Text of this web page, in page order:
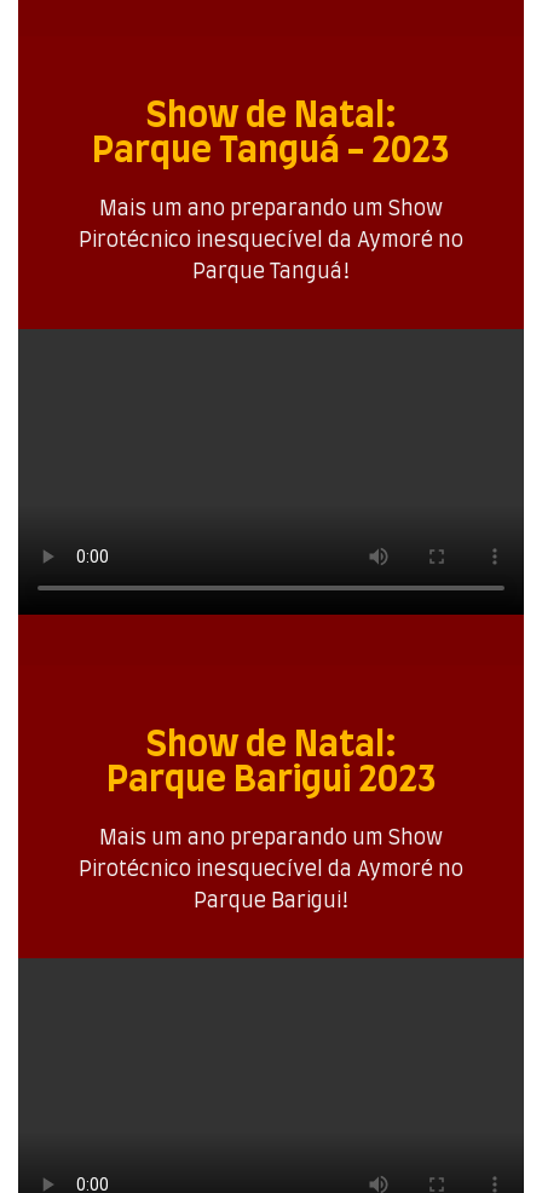
Show de Natal:
Parque Tanguá - 2023
Mais um ano preparando um Show
Pirotécnico inesquecível da Aymoré no
Parque Tanguá!
Show de Natal:
Parque Barigui 2023
Mais um ano preparando um Show
Pirotécnico inesquecível da Aymoré no
Parque Barigui!